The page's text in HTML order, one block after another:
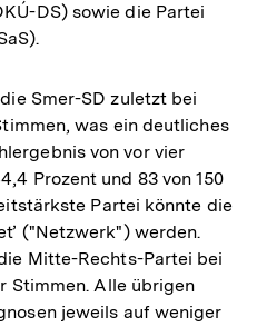
DS) sowie die Partei
Smer-SD zuletzt bei
was ein deutliches
von vor vier
Prozent und 83 von 150
Partei könnte die
("Netzwerk") werden.
Mitte-Rechts-Partei bei
Stimmen. Alle übrigen
jeweils auf weniger